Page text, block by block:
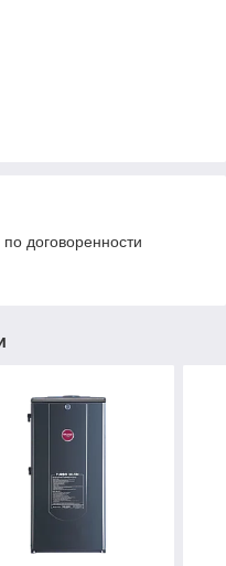
договоренности